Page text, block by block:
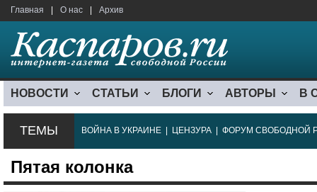
Главная О нас Архив
НОВОСТИ СТАТЬИ БЛОГИ АВТОРЫ В
ТЕМЫ ВОЙНА В УКРАИНЕ ЦЕНЗУРА ФОРУМ СВОБОДНОЙ
Пятая колонка